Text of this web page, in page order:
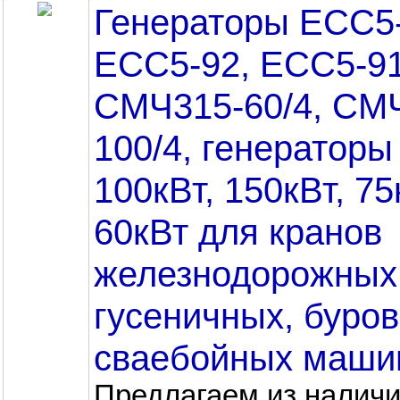
Генераторы
ЕСС5-92, ЕСС5-
СМЧ315-60/4,
100/4, генераторы
100кВт, 150кВт,
60кВт для кранов
гусеничных,
сваебойных